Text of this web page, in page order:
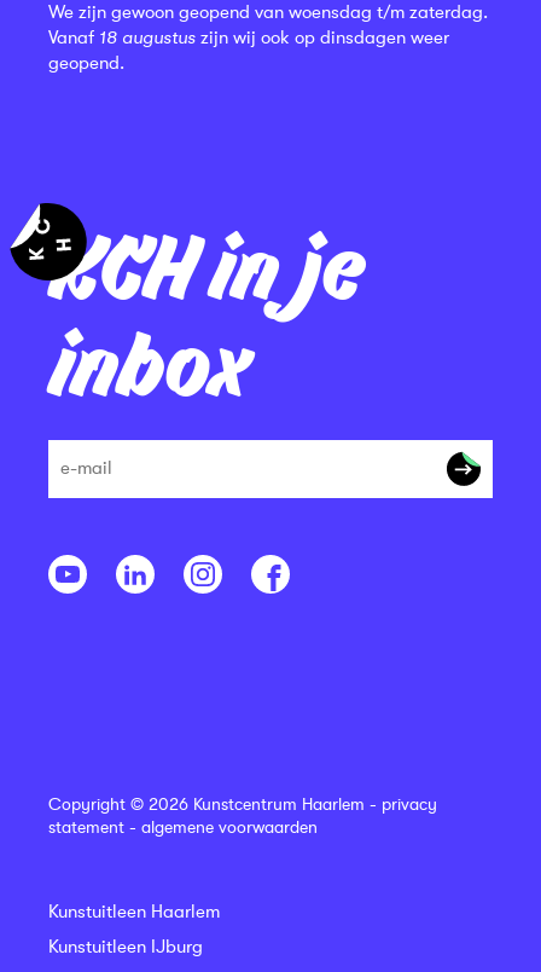
KCH in je
inbox
We zijn gewoon geopend van woensdag t/m zaterdag.
Vanaf 18 augustus zijn wij ook op dinsdagen weer
geopend.
Copyright © 2026 Kunstcentrum Haarlem - privacy
statement - algemene voorwaarden
Kunstuitleen Haarlem
Kunstuitleen IJburg